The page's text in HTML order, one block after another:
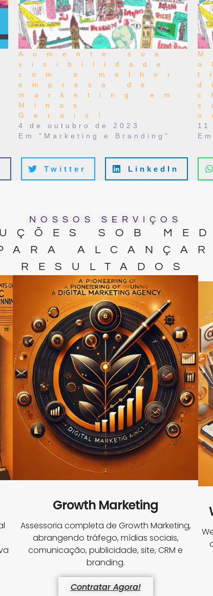
Aumente sua
visibilidade
com a melhor
empresa de
marketing em
Minas
Gerais!
4 de outubro de 2023
Em "Marketing e Branding"
Twitter LinkedIn
NOSSOS SERVIÇOS
SOB
ALCANÇAR
RESULTADOS
Growth Marketing
Assessoria completa de Growth Marketing,
abrangendo tráfego, mídias sociais,
comunicação, publicidade, site, CRM e
branding.
Contratar Agora!